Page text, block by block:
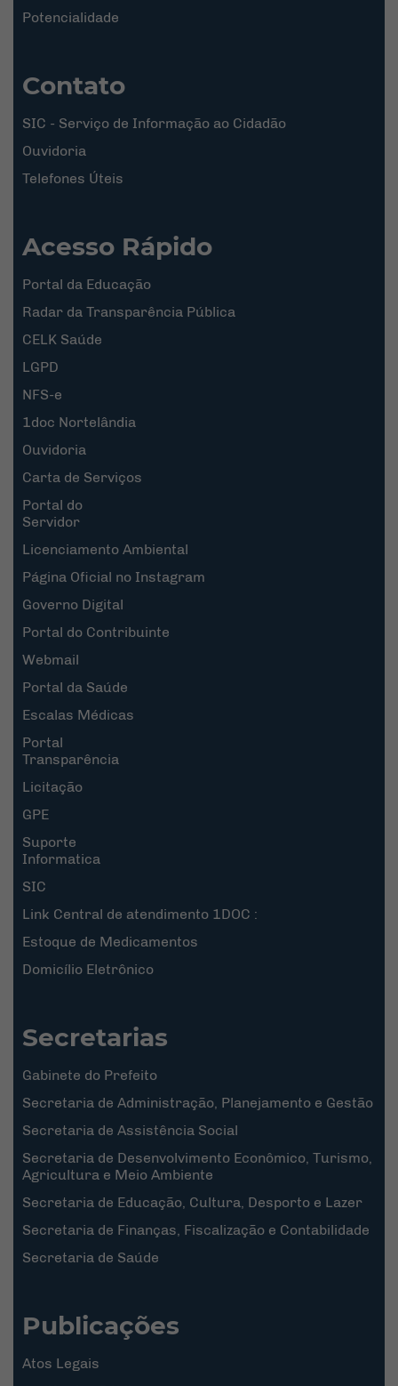
Potencialidade
Contato
SIC - Serviço de Informação ao Cidadão
Ouvidoria
Telefones Úteis
Acesso Rápido
Portal da Educação
Radar da Transparência Pública
CELK Saúde
LGPD
NFS-e
1doc Nortelândia
Ouvidoria
Carta de Serviços
Portal do
Servidor
Licenciamento Ambiental
Página Oficial no Instagram
Governo Digital
Portal do Contribuinte
Webmail
Portal da Saúde
Escalas Médicas
Portal
Transparência
Licitação
GPE
Suporte
Informatica
SIC
Link Central de atendimento 1DOC :
Estoque de Medicamentos
Domicílio Eletrônico
Secretarias
Gabinete do Prefeito
Secretaria de Administração, Planejamento e Gestão
Secretaria de Assistência Social
Secretaria de Desenvolvimento Econômico, Turismo,
Agricultura e Meio Ambiente
Secretaria de Educação, Cultura, Desporto e Lazer
Secretaria de Finanças, Fiscalização e Contabilidade
Secretaria de Saúde
Publicações
Atos Legais